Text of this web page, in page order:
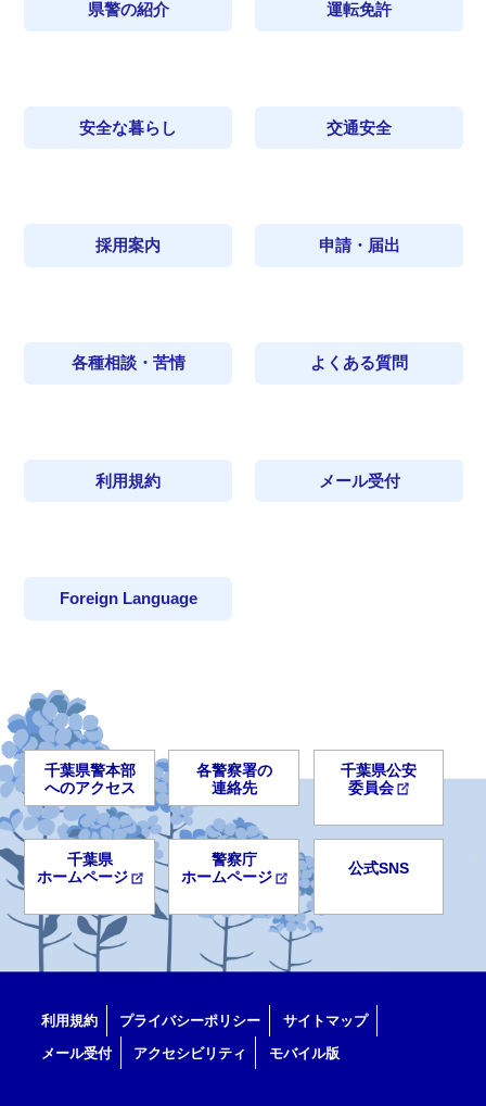
県警の紹介 運転免許
安全な暮らし 交通安全
採用案内 申請・届出
各種相談・苦情 よくある質問
利用規約 メール受付
Foreign Language
千葉県警本部
へのアクセス
各警察署の
連絡先
千葉県公安
委員会
千葉県
ホームページ
警察庁
ホームページ
公式SNS
利用規約 プライバシーポリシー
サイトマップ
メール受付
アクセシビリティ モバイル版